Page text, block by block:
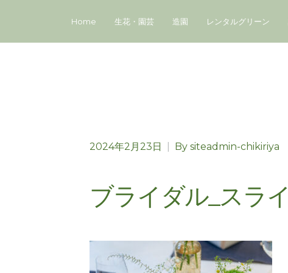
Home 生花・園芸 造園 レンタルグリーン
2024年2月23日 By siteadmin-chikiriya
ブライダル_スラ